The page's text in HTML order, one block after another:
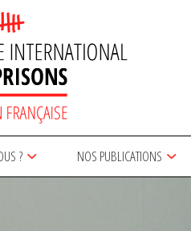
? NOS PUBLICATIONS